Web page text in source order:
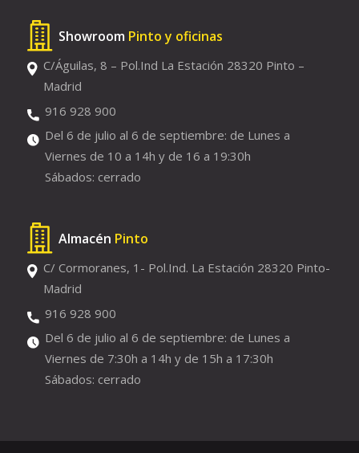
Showroom Pinto y oficinas
C/Águilas, 8 – Pol.Ind La Estación 28320 Pinto –
Madrid
916 928 900
Del 6 de julio al 6 de septiembre: de Lunes a
Viernes de 10 a 14h y de 16 a 19:30h
Sábados: cerrado
Almacén Pinto
C/ Cormoranes, 1- Pol.Ind. La Estación 28320 Pinto-
Madrid
916 928 900
Del 6 de julio al 6 de septiembre: de Lunes a
Viernes de 7:30h a 14h y de 15h a 17:30h
Sábados: cerrado